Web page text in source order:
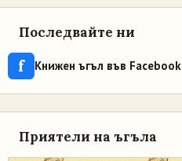
Последвайте ни
f Книжен ъгъл във Facebook
Приятели на ъгъла